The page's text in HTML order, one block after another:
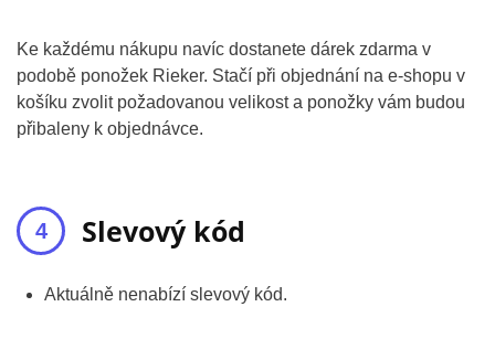
Ke každému nákupu navíc dostanete dárek zdarma v
podobě ponožek Rieker. Stačí při objednání na e-shopu v
košíku zvolit požadovanou velikost a ponožky vám budou
přibaleny k objednávce.
Slevový kód
Aktuálně nenabízí slevový kód.